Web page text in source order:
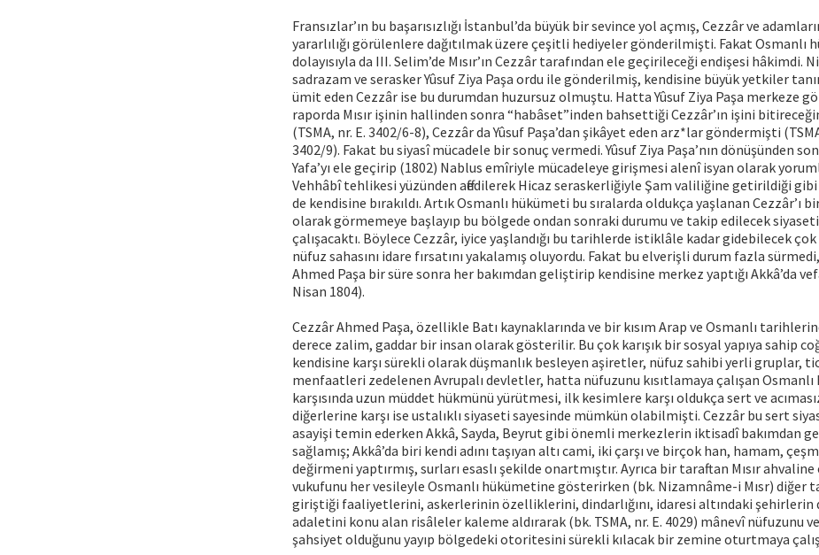
Fransızlar’ın bu başarısızlığı İstanbul’da büyük bir sevince yol açmış, Cezzâr ve
yararlılığı görülenlere dağıtılmak üzere çeşitli hediyeler gönderilmişti. Fakat Osmanlı
dolayısıyla da III. Selim’de Mısır’ın Cezzâr tarafından ele geçirileceği endişesi hâkimdi.
sadrazam ve serasker Yûsuf Ziya Paşa ordu ile gönderilmiş, kendisine büyük yetkiler
ümit eden Cezzâr ise bu durumdan huzursuz olmuştu. Hatta Yûsuf Ziya Paşa merkeze
raporda Mısır işinin hallinden sonra “habâset”inden bahsettiği Cezzâr’ın işini
(TSMA, nr. E. 3402/6-8), Cezzâr da Yûsuf Paşa’dan şikâyet eden arz*lar göndermişti
3402/9). Fakat bu siyasî mücadele bir sonuç vermedi. Yûsuf Ziya Paşa’nın dönüşünden
Yafa’yı ele geçirip (1802) Nablus emîriyle mücadeleye girişmesi alenî isyan olarak
Vehhâbî tehlikesi yüzünden affedilerek Hicaz seraskerliğiyle Şam valiliğine getirildiği gibi
de kendisine bırakıldı. Artık Osmanlı hükümeti bu sıralarda oldukça yaşlanan Cezzâr’ı
olarak görmemeye başlayıp bu bölgede ondan sonraki durumu ve takip edilecek
çalışacaktı. Böylece Cezzâr, iyice yaşlandığı bu tarihlerde istiklâle kadar gidebilecek
nüfuz sahasını idare fırsatını yakalamış oluyordu. Fakat bu elverişli durum fazla
Ahmed Paşa bir süre sonra her bakımdan geliştirip kendisine merkez yaptığı Akkâ’da
Nisan 1804).
Cezzâr Ahmed Paşa, özellikle Batı kaynaklarında ve bir kısım Arap ve Osmanlı
derece zalim, gaddar bir insan olarak gösterilir. Bu çok karışık bir sosyal yapıya sahip
kendisine karşı sürekli olarak düşmanlık besleyen aşiretler, nüfuz sahibi yerli gruplar,
menfaatleri zedelenen Avrupalı devletler, hatta nüfuzunu kısıtlamaya çalışan
karşısında uzun müddet hükmünü yürütmesi, ilk kesimlere karşı oldukça sert ve
diğerlerine karşı ise ustalıklı siyaseti sayesinde mümkün olabilmişti. Cezzâr bu sert
asayişi temin ederken Akkâ, Sayda, Beyrut gibi önemli merkezlerin iktisadî bakımdan
sağlamış; Akkâ’da biri kendi adını taşıyan altı cami, iki çarşı ve birçok han, hamam,
değirmeni yaptırmış, surları esaslı şekilde onartmıştır. Ayrıca bir taraftan Mısır
vukufunu her vesileyle Osmanlı hükümetine gösterirken (bk. Nizamnâme-i Mısr) diğer
giriştiği faaliyetlerini, askerlerinin özelliklerini, dindarlığını, idaresi altındaki şehirlerin
adaletini konu alan risâleler kaleme aldırarak (bk. TSMA, nr. E. 4029) mânevî nüfuzunu
şahsiyet olduğunu yayıp bölgedeki otoritesini sürekli kılacak bir zemine oturtmaya